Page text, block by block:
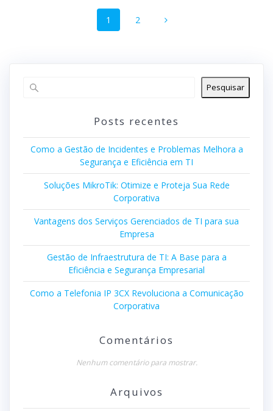
1 2
Pesquisar
Posts recentes
Como a Gestão de Incidentes e Problemas Melhora a
Segurança e Eficiência em TI
Soluções MikroTik: Otimize e Proteja Sua Rede
Corporativa
Vantagens dos Serviços Gerenciados de TI para sua
Empresa
Gestão de Infraestrutura de TI: A Base para a
Eficiência e Segurança Empresarial
Como a Telefonia IP 3CX Revoluciona a Comunicação
Corporativa
Comentários
Nenhum comentário para mostrar.
Arquivos